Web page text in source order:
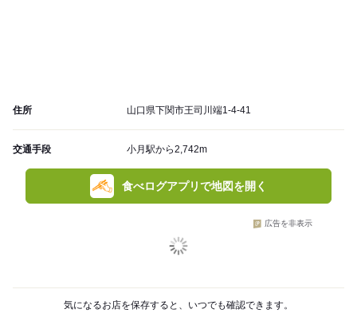
住所 山口県下関市王司川端1-4-41
交通手段 小月駅から2,742m
食べログアプリで地図を開く
広告を非表示
気になるお店を保存すると、いつでも確認できます。